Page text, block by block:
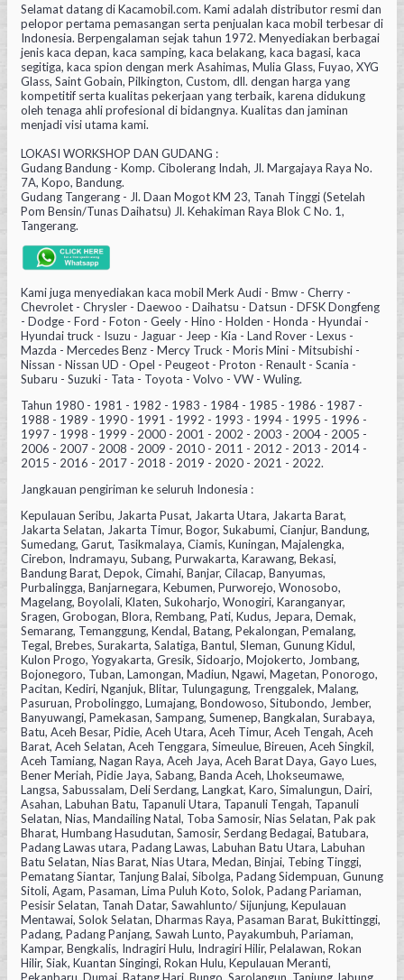
Selamat datang di Kacamobil.com. Kami adalah distributor resmi dan
pelopor pertama pemasangan serta penjualan kaca mobil terbesar di
Indonesia. Berpengalaman sejak tahun 1972. Menyediakan berbagai
jenis kaca depan, kaca samping, kaca belakang, kaca bagasi, kaca
segitiga, kaca spion dengan merk Asahimas, Mulia Glass, Fuyao, XYG
Glass, Saint Gobain, Pilkington, Custom, dll. dengan harga yang
kompetitif serta kualitas pekerjaan yang terbaik, karena didukung
oleh tenaga ahli profesional di bidangnya. Kualitas dan jaminan
menjadi visi utama kami.
LOKASI WORKSHOP DAN GUDANG :
Gudang Bandung - Komp. Cibolerang Indah, Jl. Margajaya Raya No.
7A, Kopo, Bandung.
Gudang Tangerang - Jl. Daan Mogot KM 23, Tanah Tinggi (Setelah
Pom Bensin/Tunas Daihatsu) Jl. Kehakiman Raya Blok C No. 1,
Tangerang.
Kami juga menyediakan kaca mobil Merk Audi - Bmw - Cherry -
Chevrolet - Chrysler - Daewoo - Daihatsu - Datsun - DFSK Dongfeng
- Dodge - Ford - Foton - Geely - Hino - Holden - Honda - Hyundai -
Hyundai truck - Isuzu - Jaguar - Jeep - Kia - Land Rover - Lexus -
Mazda - Mercedes Benz - Mercy Truck - Moris Mini - Mitsubishi -
Nissan - Nissan UD - Opel - Peugeot - Proton - Renault - Scania -
Subaru - Suzuki - Tata - Toyota - Volvo - VW - Wuling.
Tahun 1980 - 1981 - 1982 - 1983 - 1984 - 1985 - 1986 - 1987 -
1988 - 1989 - 1990 - 1991 - 1992 - 1993 - 1994 - 1995 - 1996 -
1997 - 1998 - 1999 - 2000 - 2001 - 2002 - 2003 - 2004 - 2005 -
2006 - 2007 - 2008 - 2009 - 2010 - 2011 - 2012 - 2013 - 2014 -
2015 - 2016 - 2017 - 2018 - 2019 - 2020 - 2021 - 2022.
Jangkauan pengiriman ke seluruh Indonesia :
Kepulauan Seribu, Jakarta Pusat, Jakarta Utara, Jakarta Barat,
Jakarta Selatan, Jakarta Timur, Bogor, Sukabumi, Cianjur, Bandung,
Sumedang, Garut, Tasikmalaya, Ciamis, Kuningan, Majalengka,
Cirebon, Indramayu, Subang, Purwakarta, Karawang, Bekasi,
Bandung Barat, Depok, Cimahi, Banjar, Cilacap, Banyumas,
Purbalingga, Banjarnegara, Kebumen, Purworejo, Wonosobo,
Magelang, Boyolali, Klaten, Sukoharjo, Wonogiri, Karanganyar,
Sragen, Grobogan, Blora, Rembang, Pati, Kudus, Jepara, Demak,
Semarang, Temanggung, Kendal, Batang, Pekalongan, Pemalang,
Tegal, Brebes, Surakarta, Salatiga, Bantul, Sleman, Gunung Kidul,
Kulon Progo, Yogyakarta, Gresik, Sidoarjo, Mojokerto, Jombang,
Bojonegoro, Tuban, Lamongan, Madiun, Ngawi, Magetan, Ponorogo,
Pacitan, Kediri, Nganjuk, Blitar, Tulungagung, Trenggalek, Malang,
Pasuruan, Probolinggo, Lumajang, Bondowoso, Situbondo, Jember,
Banyuwangi, Pamekasan, Sampang, Sumenep, Bangkalan, Surabaya,
Batu, Aceh Besar, Pidie, Aceh Utara, Aceh Timur, Aceh Tengah, Aceh
Barat, Aceh Selatan, Aceh Tenggara, Simeulue, Bireuen, Aceh Singkil,
Aceh Tamiang, Nagan Raya, Aceh Jaya, Aceh Barat Daya, Gayo Lues,
Bener Meriah, Pidie Jaya, Sabang, Banda Aceh, Lhokseumawe,
Langsa, Sabussalam, Deli Serdang, Langkat, Karo, Simalungun, Dairi,
Asahan, Labuhan Batu, Tapanuli Utara, Tapanuli Tengah, Tapanuli
Selatan, Nias, Mandailing Natal, Toba Samosir, Nias Selatan, Pak pak
Bharat, Humbang Hasudutan, Samosir, Serdang Bedagai, Batubara,
Padang Lawas utara, Padang Lawas, Labuhan Batu Utara, Labuhan
Batu Selatan, Nias Barat, Nias Utara, Medan, Binjai, Tebing Tinggi,
Pematang Siantar, Tanjung Balai, Sibolga, Padang Sidempuan, Gunung
Sitoli, Agam, Pasaman, Lima Puluh Koto, Solok, Padang Pariaman,
Pesisir Selatan, Tanah Datar, Sawahlunto/ Sijunjung, Kepulauan
Mentawai, Solok Selatan, Dharmas Raya, Pasaman Barat, Bukittinggi,
Padang, Padang Panjang, Sawah Lunto, Payakumbuh, Pariaman,
Kampar, Bengkalis, Indragiri Hulu, Indragiri Hilir, Pelalawan, Rokan
Hilir, Siak, Kuantan Singingi, Rokan Hulu, Kepulauan Meranti,
Pekanbaru, Dumai, Batang Hari, Bungo, Sarolangun, Tanjung Jabung